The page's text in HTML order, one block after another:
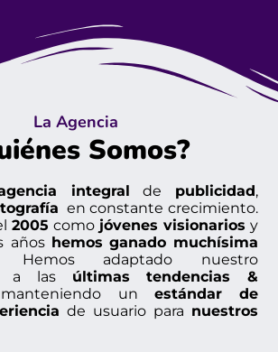
La Agencia
Somos?
integral de publicidad,
en constante crecimiento.
2005 como jóvenes visionarios y
años hemos ganado muchísima
Hemos adaptado nuestro
a las últimas
tendencias &
un estándar de
de usuario para nuestros